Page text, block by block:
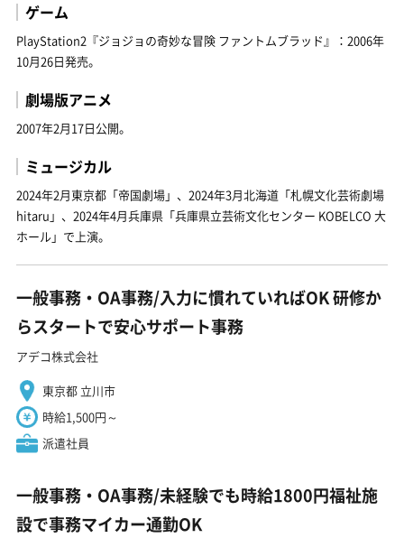
ゲーム
PlayStation2『ジョジョの奇妙な冒険 ファントムブラッド』：2006年
10月26日発売。
劇場版アニメ
2007年2月17日公開。
ミュージカル
2024年2月東京都「帝国劇場」、2024年3月北海道「札幌文化芸術劇場
hitaru」、2024年4月兵庫県「兵庫県立芸術文化センター KOBELCO 大
ホール」で上演。
一般事務・OA事務/入力に慣れていればOK 研修か
らスタートで安心サポート事務
アデコ株式会社
東京都 立川市
時給1,500円～
派遣社員
一般事務・OA事務/未経験でも時給1800円福祉施
設で事務マイカー通勤OK